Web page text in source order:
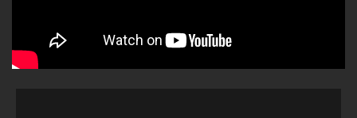
PROGRAMAS
TELESERIES